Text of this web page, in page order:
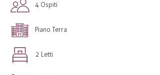
4 Ospiti
Piano Terra
2 Letti